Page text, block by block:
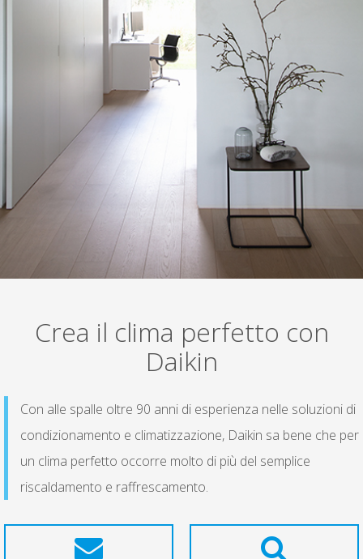
Crea il clima perfetto con
Daikin
Con alle spalle oltre 90 anni di esperienza nelle soluzioni di
condizionamento e climatizzazione, Daikin sa bene che per
un clima perfetto occorre molto di più del semplice
riscaldamento e raffrescamento.